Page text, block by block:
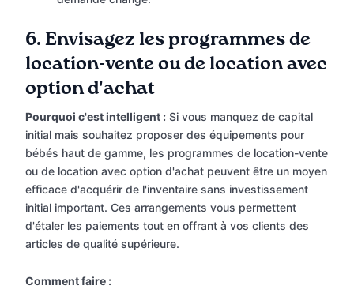
6. Envisagez les programmes de
location-vente ou de location avec
option d'achat
Pourquoi c'est intelligent : Si vous manquez de capital
initial mais souhaitez proposer des équipements pour
bébés haut de gamme, les programmes de location-vente
ou de location avec option d'achat peuvent être un moyen
efficace d'acquérir de l'inventaire sans investissement
initial important. Ces arrangements vous permettent
d'étaler les paiements tout en offrant à vos clients des
articles de qualité supérieure.
Comment faire :